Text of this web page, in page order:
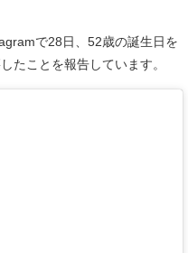
で28日、52歳の誕生日を
たことを報告しています。